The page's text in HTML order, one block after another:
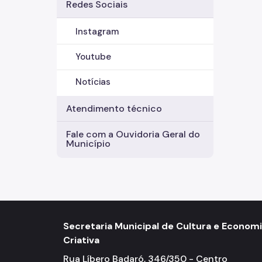
Redes Sociais
Instagram
Youtube
Notícias
Atendimento técnico
Fale com a Ouvidoria Geral do
Município
Secretaria Municipal de Cultura e
Criativa
Rua Líbero Badaró, 346/350 - Centro